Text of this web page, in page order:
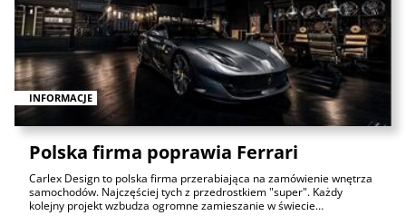
INFORMACJE
Polska firma poprawia Ferrari
Carlex Design to polska firma przerabiająca na zamówienie wnętrza
samochodów. Najczęściej tych z przedrostkiem "super". Każdy
kolejny projekt wzbudza ogromne zamieszanie w świecie…